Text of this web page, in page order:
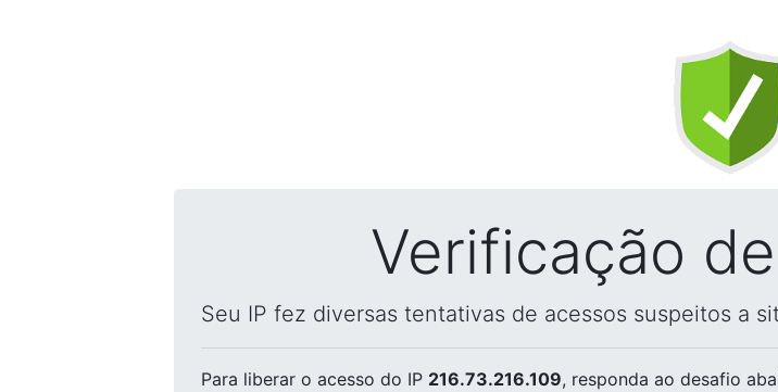
Verificação
Seu IP fez diversas tentativas de acessos suspeitos a
Para liberar o acesso do IP 216.73.216.109, responda ao desafio